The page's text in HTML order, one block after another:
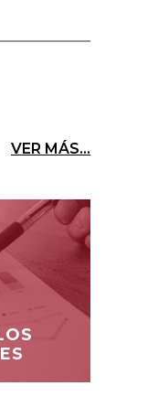
VER MÁS...